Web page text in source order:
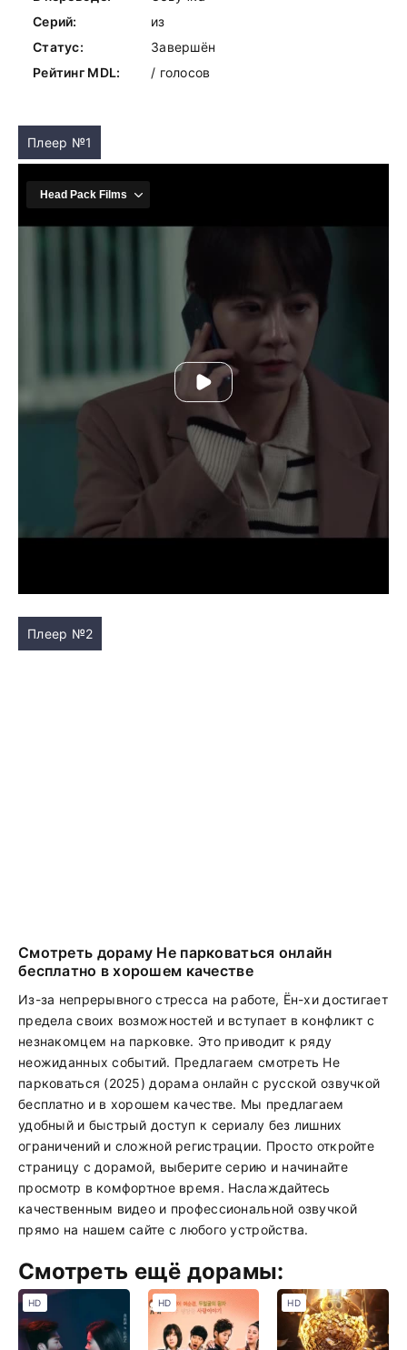
Серий:
из
Статус:
Завершён
Рейтинг MDL:
/ голосов
Плеер №1
Плеер №2
Смотреть дораму Не парковаться онлайн
бесплатно в хорошем качестве
Из-за непрерывного стресса на работе, Ён-хи достигает
предела своих возможностей и вступает в конфликт с
незнакомцем на парковке. Это приводит к ряду
неожиданных событий. Предлагаем смотреть Не
парковаться (2025) дорама онлайн с русской озвучкой
бесплатно и в хорошем качестве. Мы предлагаем
удобный и быстрый доступ к сериалу без лишних
ограничений и сложной регистрации. Просто откройте
страницу с дорамой, выберите серию и начинайте
просмотр в комфортное время. Наслаждайтесь
качественным видео и профессиональной озвучкой
прямо на нашем сайте с любого устройства.
Смотреть ещё дорамы:
HD HD HD